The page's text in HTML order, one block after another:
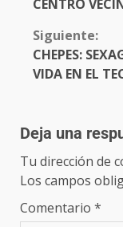
CENTRO
Siguiente:
CHEPES:
VIDA EN EL
Deja una
Tu dirección de
Los campos
Comentario *